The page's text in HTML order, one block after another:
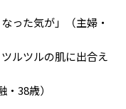
った気が」（主婦・
ルツルの肌に出合え
38歳）